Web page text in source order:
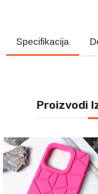
Specifikacija
Proizvodi